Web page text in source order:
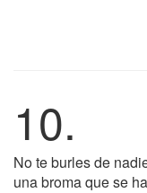
10.
No te burles de
una broma que se